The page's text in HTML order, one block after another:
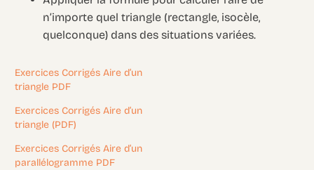
n’importe quel triangle (rectangle, isocèle,
quelconque) dans des situations variées.
Exercices Corrigés Aire d’un
triangle PDF
Exercices Corrigés Aire d’un
triangle (PDF)
Exercices Corrigés Aire d’un
parallélogramme PDF